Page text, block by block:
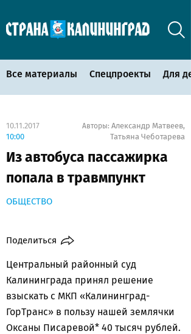
Все материалы Спецпроекты Для
10.11.2017
10:00
Авторы: Александр Матвеев,
Татьяна Чеботарева
Из автобуса пассажирка
попала в травмпункт
ОБЩЕСТВО
Поделиться
Центральный районный суд
Калининграда принял решение
взыскать с МКП «Калининград-
ГорТранс» в пользу нашей землячки
Оксаны Писаревой* 40 тысяч рублей.